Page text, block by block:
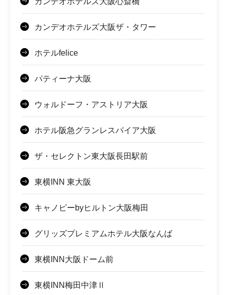
カンデオホテルズ大阪ザ・タワー
ホテルfelice
パティーナ大阪
ウォルドーフ・アストリア大阪
ホテル阪急グランレスパイア大阪
ザ・セレクトン東大阪長田駅前
東横INN 東大阪
キャノピーbyヒルトン大阪梅田
グリッズプレミアムホテル大阪なんば
東横INN大阪ドーム前
東横INN梅田中津Ⅱ